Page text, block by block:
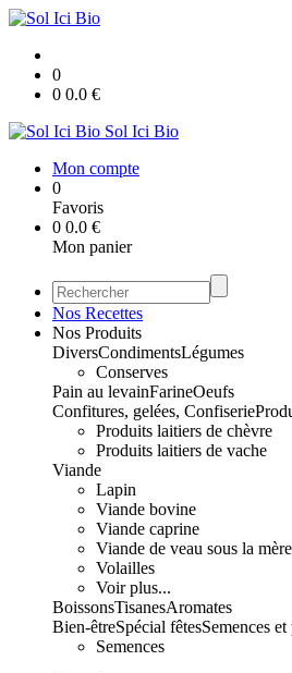
0
0 0.0 €
Sol Ici Bio
Mon compte
0
Favoris
0 0.0 €
Mon panier
Nos Recettes
Nos Produits
DiversCondimentsLégumes
Conserves
Pain au levainFarineOeufs
Confitures, gelées, Confiserie
Produits laitiers de chèvre
Produits laitiers de vache
Viande
Lapin
Viande bovine
Viande caprine
Viande de veau sous la mère
Volailles
Voir plus...
BoissonsTisanesAromates
Bien-êtreSpécial fêtesSemences et
Semences